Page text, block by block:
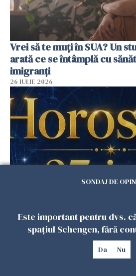
Vrei să te muți în SUA? Un
arată ce se întâmplă cu
imigranți
26 IULIE 2026
săptămânii. Universul
neașteptate pentru unele
SONDAJ DE
Este important pentru dvs.
spațiul Schengen, fără
Da Nu